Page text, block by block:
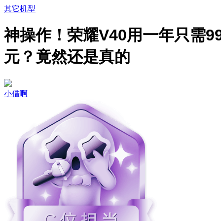
其它机型
神操作！荣耀V40用一年只需
元？竟然还是真的
小僧啊